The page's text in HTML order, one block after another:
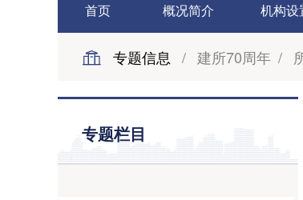
首页 概况简介 机构设
专题信息 / 建所70周年 /
专题栏目